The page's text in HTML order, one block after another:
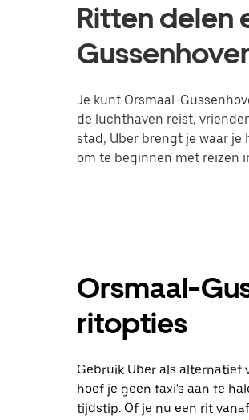
Ritten delen
Je kunt Orsmaal-
de luchthaven reist,
stad, Uber brengt je waar je
om te beginnen met reizen
Orsmaal-
ritopties
Gebruik Uber als alternatief
hoef je geen taxi's aan te
tijdstip. Of je nu een rit